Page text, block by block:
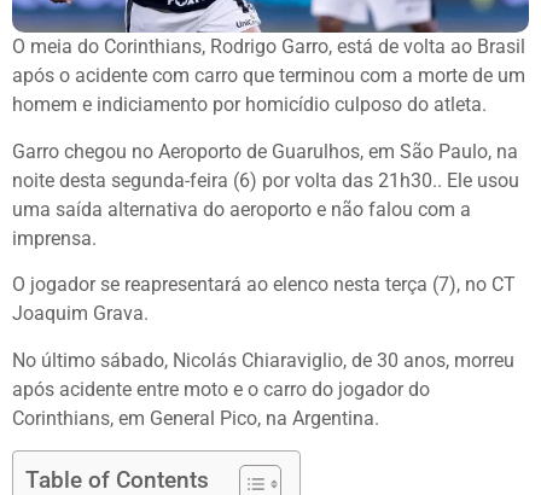
O meia do Corinthians, Rodrigo Garro, está de volta ao Brasil
após o acidente com carro que terminou com a morte de um
homem e indiciamento por homicídio culposo do atleta.
Garro chegou no Aeroporto de Guarulhos, em São Paulo, na
noite desta segunda-feira (6) por volta das 21h30.. Ele usou
uma saída alternativa do aeroporto e não falou com a
imprensa.
O jogador se reapresentará ao elenco nesta terça (7), no CT
Joaquim Grava.
No último sábado, Nicolás Chiaraviglio, de 30 anos, morreu
após acidente entre moto e o carro do jogador do
Corinthians, em General Pico, na Argentina.
Table of Contents